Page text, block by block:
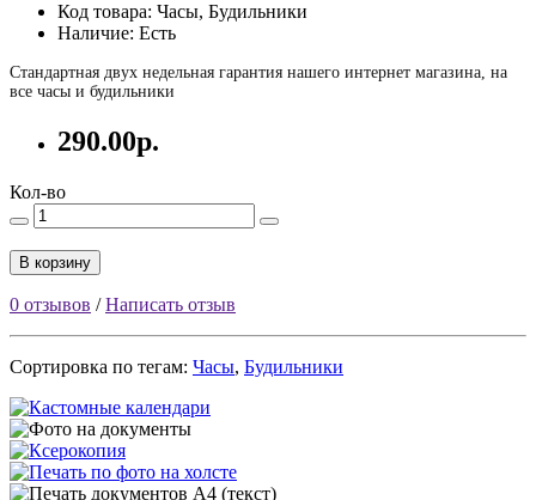
Код товара: Часы, Будильники
Наличие: Есть
Стандартная двух недельная гарантия нашего интернет магазина, на
все часы и будильники
290.00р.
Кол-во
В корзину
0 отзывов /Написать отзыв
Сортировка по тегам: Часы, Будильники